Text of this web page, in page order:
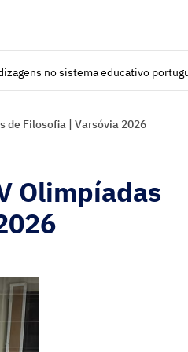
no sistema educativo
de Filosofia | Varsóvia 2026
Olimpíadas